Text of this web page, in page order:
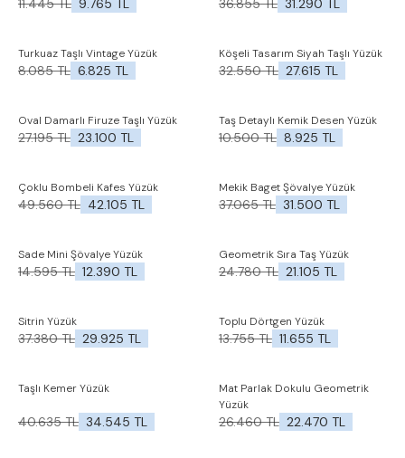
%15
İndirim
%15
İndirim
%16
İndirim
Favorilere Ekle
Turkuaz Taşlı Vintage Yüzük
8.085TL 6.825 TL
Yeni
%15
İndirim
Favorilere Ekle
Köşeli Tasarım Siyah Taşlı Yüzük
32.550TL 27.615 TL
%15
İndirim
Favorilere Ekle
Oval Damarlı Firuze Taşlı Yüzük
27.195TL 23.100 TL
%15
İndirim
Favorilere Ekle
Taş Detaylı Kemik Desen Yüzük
10.500TL 8.925 TL
Yeni
%15
İndirim
Favorilere Ekle
Çoklu Bombeli Kafes Yüzük
49.560TL 42.105 TL
%15
İndirim
Favorilere Ekle
Mekik Baget Şövalye Yüzük
37.065TL 31.500 TL
%15
İndirim
Favorilere Ekle
Sade Mini Şövalye Yüzük
14.595TL 12.390 TL
%15
İndirim
Favorilere Ekle
Geometrik Sıra Taş Yüzük
24.780TL 21.105 TL
%20
İndirim
Favorilere Ekle
Sitrin Yüzük
37.380TL 29.925 TL
%15
İndirim
Favorilere Ekle
Toplu Dörtgen Yüzük
13.755TL 11.655 TL
Yeni
Favorilere Ekle
Taşlı Kemer Yüzük
40.635TL 34.545 TL
Yeni
%15
İndirim
Favorilere Ekle
Mat Parlak Dokulu Geometrik
Yüzük
26.460TL 22.470 TL